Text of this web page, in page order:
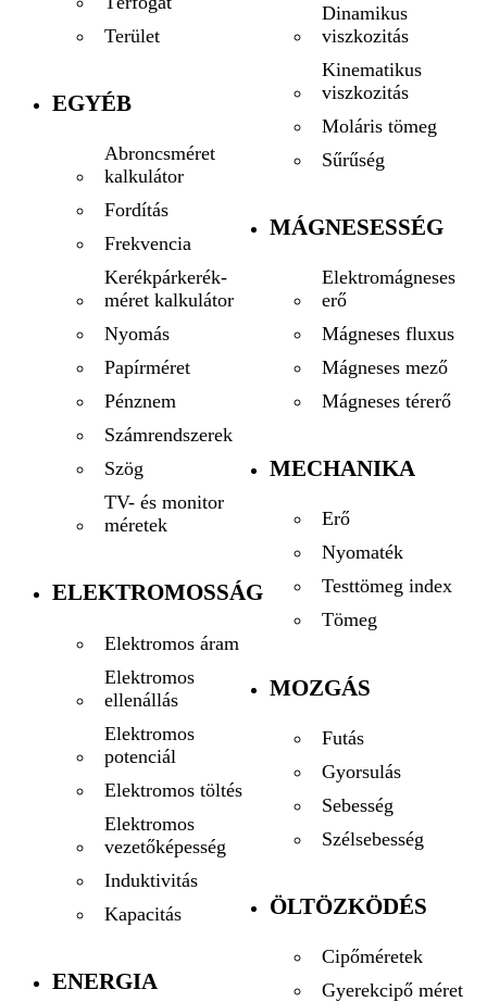
Terület
EGYÉB
Abroncsméret
kalkulátor
Fordítás
Frekvencia
Kerékpárkerék-
méret kalkulátor
Nyomás
Papírméret
Pénznem
Számrendszerek
Szög
TV- és monitor
méretek
ELEKTROMOSSÁG
Elektromos áram
Elektromos
ellenállás
Elektromos
potenciál
Elektromos töltés
Elektromos
vezetőképesség
Induktivitás
Kapacitás
ENERGIA
Dinamikus
viszkozitás
Kinematikus
viszkozitás
Moláris tömeg
Sűrűség
MÁGNESESSÉG
Elektromágneses
erő
Mágneses fluxus
Mágneses mező
Mágneses térerő
MECHANIKA
Erő
Nyomaték
Testtömeg index
Tömeg
MOZGÁS
Futás
Gyorsulás
Sebesség
Szélsebesség
ÖLTÖZKÖDÉS
Cipőméretek
Gyerekcipő méret